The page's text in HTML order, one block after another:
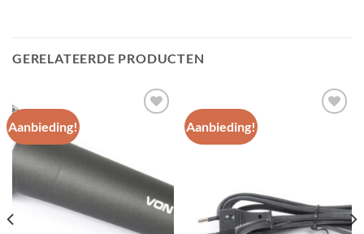
GERELATEERDE PRODUCTEN
Aanbieding!
wenslijst
Aanbieding!